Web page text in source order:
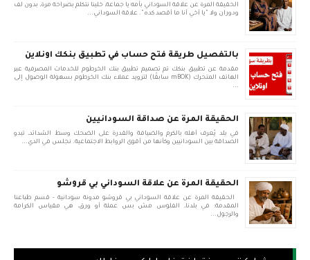
الحقيقة المرة عن علاقة السوداني بأمه يا جماعة، خلينا نتكلم بصراحة مرة، بدون لف
ودوران ولا "يا أخي أنا ما أقصد كده". علاقة السوداني...
بالتفصيل طريقة فتح حساب في تطبيق بنكك اونلاين
مقدمة عن تطبيق بنكك تم تصميم تطبيق بنك الخرطوم للخدمات المصرفية عبر
الهاتف المتحرك (mBOK سابقًا) لتزويد عملاء بنك الخرطوم بسهولة الوصول إلى
...
الحقيقة المرة عن صداقة السودانيين
في بلد يُعرف أهله بالكرم والضيافة والقدرة على الضحك وسط الشدائد، تبدو
الصداقة بين السودانيين وكأنها من أقوى الروابط الاجتماعية. نجلس في الدي...
الحقيقة المرة عن علاقة السوداني بي قروشو
الحقيقة المرة عن علاقة السوداني بي قروشو مدونة سودانية - قسم طباعنا
المقدمة: في بلدنا، الفلوس مش بس عملة أو ورق، هي مقياس الكرامة
والرجول...